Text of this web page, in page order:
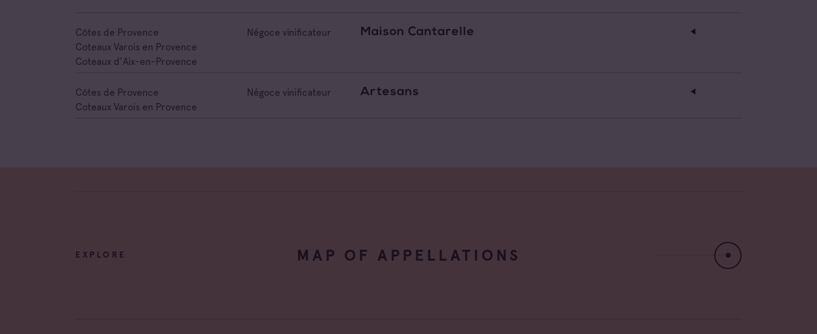
Côtes de Provence
Coteaux Varois en Provence
Coteaux d'Aix-en-Provence
Négoce vinificateur Maison Cantarelle
Côtes de Provence
Coteaux Varois en Provence
Négoce vinificateur Artesans
EXPLORE MAP OF APPELLATIONS